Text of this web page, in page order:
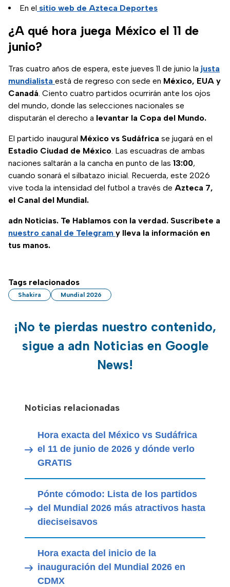
En el sitio web de Azteca Deportes
¿A qué hora juega México el 11 de
junio?
Tras cuatro años de espera, este jueves 11 de junio la justa
mundialista está de regreso con sede en México, EUA y
Canadá. Ciento cuatro partidos ocurrirán ante los ojos
del mundo, donde las selecciones nacionales se
disputarán el derecho a levantar la Copa del Mundo.
El partido inaugural México vs Sudáfrica se jugará en el
Estadio Ciudad de México. Las escuadras de ambas
naciones saltarán a la cancha en punto de las 13:00,
cuando sonará el silbatazo inicial. Recuerda, este 2026
vive toda la intensidad del futbol a través de Azteca 7,
el Canal del Mundial.
adn Noticias. Te Hablamos con la verdad. Suscríbete a
nuestro canal de Telegram y lleva la información en
tus manos.
Tags relacionados
Shakira Mundial 2026
¡No te pierdas nuestro contenido,
sigue a adn Noticias en Google
News!
Noticias relacionadas
Hora exacta del México vs Sudáfrica
el 11 de junio de 2026 y dónde verlo
GRATIS
Pónte cómodo: Lista de los partidos
del Mundial 2026 más atractivos hasta
dieciseisavos
Hora exacta del inicio de la
inauguración del Mundial 2026 en
CDMX